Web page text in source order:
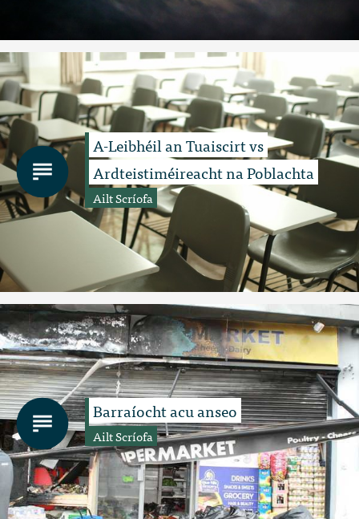
A-Leibhéil an Tuaiscirt vs
Ardteistiméireacht na Poblachta
Ailt Scríofa
Barraíocht acu anseo
Ailt Scríofa